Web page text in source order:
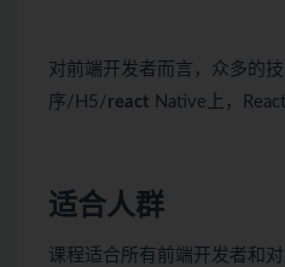
对前端开发者而言，众多的
序/H5/react Native上，
适合人群
课程适合所有前端开发者和